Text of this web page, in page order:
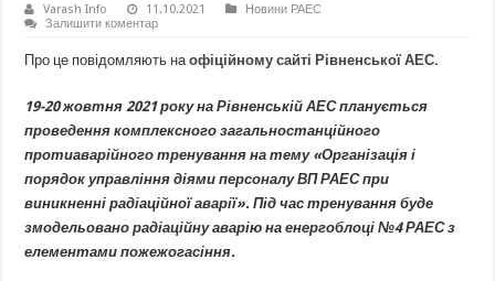
Varash Info 11.10.2021
Новини РАЕС
Залишити коментар
Про це повідомляють наофіційному сайті Рівненської АЕС.
19-20 жовтня 2021 року на Рівненській АЕС планується
проведення комплексного загальностанційного
протиаварійного тренування на тему «Організація і
порядок управління діями персоналу ВП РАЕС при
виникненні радіаційної аварії». Під час тренування буде
змодельовано радіаційну аварію на енергоблоці №4 РАЕС з
елементами пожежогасіння.